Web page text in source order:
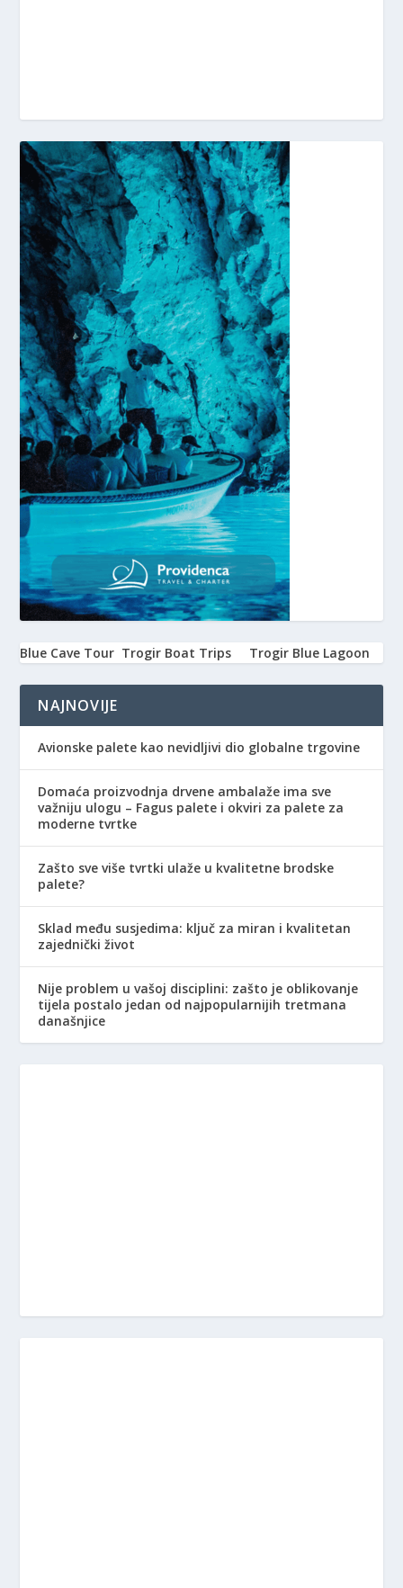
Blue Cave Tour Trogir Boat Trips Trogir Blue Lagoon
NAJNOVIJE
Avionske palete kao nevidljivi dio globalne trgovine
Domaća proizvodnja drvene ambalaže ima sve
važniju ulogu – Fagus palete i okviri za palete za
moderne tvrtke
Zašto sve više tvrtki ulaže u kvalitetne brodske
palete?
Sklad među susjedima: ključ za miran i kvalitetan
zajednički život
Nije problem u vašoj disciplini: zašto je oblikovanje
tijela postalo jedan od najpopularnijih tretmana
današnjice